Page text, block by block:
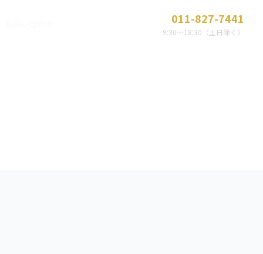
011-827-7441
9:30〜18:30（土日除く）